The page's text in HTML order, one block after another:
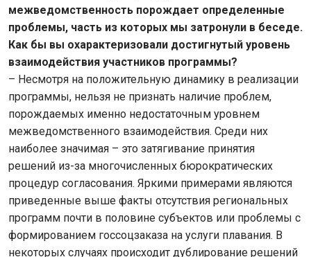
межведомственность порождает определенные
проблемы, часть из которых мы затронули в беседе.
Как бы вы охарактеризовали достигнутый уровень
взаимодействия участников программы?
– Несмотря на положительную динамику в реализации
программы, нельзя не признать наличие проблем,
порождаемых именно недостаточным уровнем
межведомственного взаимодействия. Среди них
наиболее значимая – это затягивание принятия
решений из-за многочисленных бюрократических
процедур согласования. Яркими примерами являются
приведенные выше факты отсутствия региональных
программ почти в половине субъектов или проблемы с
формированием госсоцзаказа на услуги плавания. В
некоторых случаях происходит дублирование решений